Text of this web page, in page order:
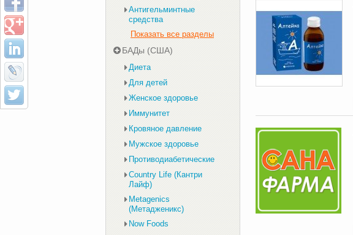
Антигельминтные
средства
Показать все разделы
БАДы (США)
Диета
Для детей
Женское здоровье
Иммунитет
Кровяное давление
Мужское здоровье
Противодиабетические
Country Life (Кантри
Лайф)
Metagenics
(Метадженикс)
Now Foods